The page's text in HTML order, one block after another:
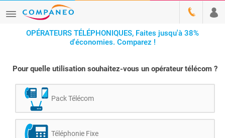
OPÉRATEURS TÉLÉPHONIQUES, Faites jusqu'à 38%
d'économies. Comparez !
Pour quelle utilisation souhaitez-vous un opérateur télécom ?
Pack Télécom
Téléphonie Fixe